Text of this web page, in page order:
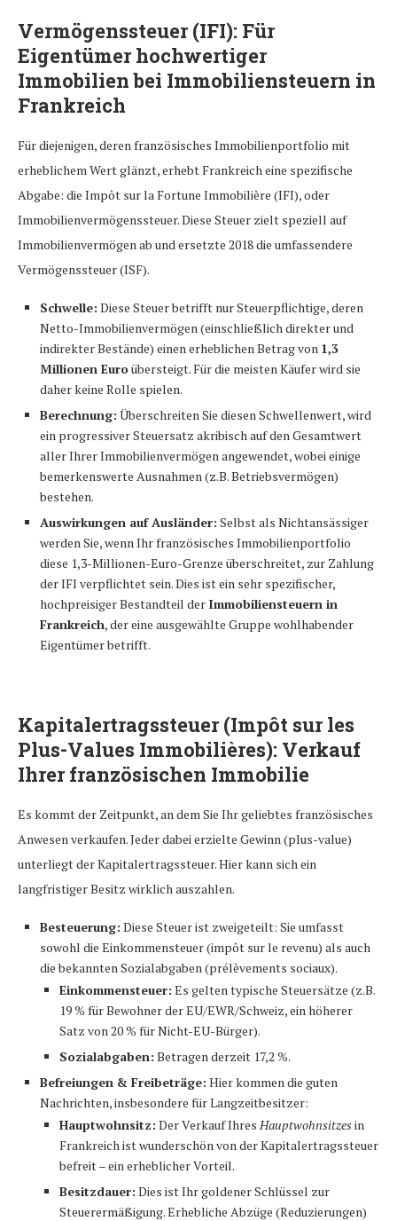
Vermögenssteuer (IFI): Für
Eigentümer hochwertiger
Immobilien bei Immobiliensteuern in
Frankreich
Für diejenigen, deren französisches Immobilienportfolio mit
erheblichem Wert glänzt, erhebt Frankreich eine spezifische
Abgabe: die Impôt sur la Fortune Immobilière (IFI), oder
Immobilienvermögenssteuer. Diese Steuer zielt speziell auf
Immobilienvermögen ab und ersetzte 2018 die umfassendere
Vermögenssteuer (ISF).
Schwelle: Diese Steuer betrifft nur Steuerpflichtige, deren
Netto-Immobilienvermögen (einschließlich direkter und
indirekter Bestände) einen erheblichen Betrag von 1,3
Millionen Euroübersteigt. Für die meisten Käufer wird sie
daher keine Rolle spielen.
Berechnung: Überschreiten Sie diesen Schwellenwert, wird
ein progressiver Steuersatz akribisch auf den Gesamtwert
aller Ihrer Immobilienvermögen angewendet, wobei einige
bemerkenswerte Ausnahmen (z.B. Betriebsvermögen)
bestehen.
Auswirkungen auf Ausländer: Selbst als Nichtansässiger
werden Sie, wenn Ihr französisches Immobilienportfolio
diese 1,3-Millionen-Euro-Grenze überschreitet, zur Zahlung
der IFI verpflichtet sein. Dies ist ein sehr spezifischer,
hochpreisiger Bestandteil der Immobiliensteuern in
Frankreich, der eine ausgewählte Gruppe wohlhabender
Eigentümer betrifft.
Kapitalertragssteuer (Impôt sur les
Plus-Values Immobilières): Verkauf
Ihrer französischen Immobilie
Es kommt der Zeitpunkt, an dem Sie Ihr geliebtes französisches
Anwesen verkaufen. Jeder dabei erzielte Gewinn (plus-value)
unterliegt der Kapitalertragssteuer. Hier kann sich ein
langfristiger Besitz wirklich auszahlen.
Besteuerung: Diese Steuer ist zweigeteilt: Sie umfasst
sowohl die Einkommensteuer (impôt sur le revenu) als auch
die bekannten Sozialabgaben (prélèvements sociaux).
Einkommensteuer: Es gelten typische Steuersätze (z.B.
19 % für Bewohner der EU/EWR/Schweiz, ein höherer
Satz von 20 % für Nicht-EU-Bürger).
Sozialabgaben: Betragen derzeit 17,2 %.
Befreiungen & Freibeträge: Hier kommen die guten
Nachrichten, insbesondere für Langzeitbesitzer:
Hauptwohnsitz: Der Verkauf Ihres Hauptwohnsitzesin
Frankreich ist wunderschön von der Kapitalertragssteuer
befreit – ein erheblicher Vorteil.
Besitzdauer: Dies ist Ihr goldener Schlüssel zur
Steuerermäßigung. Erhebliche Abzüge (Reduzierungen)